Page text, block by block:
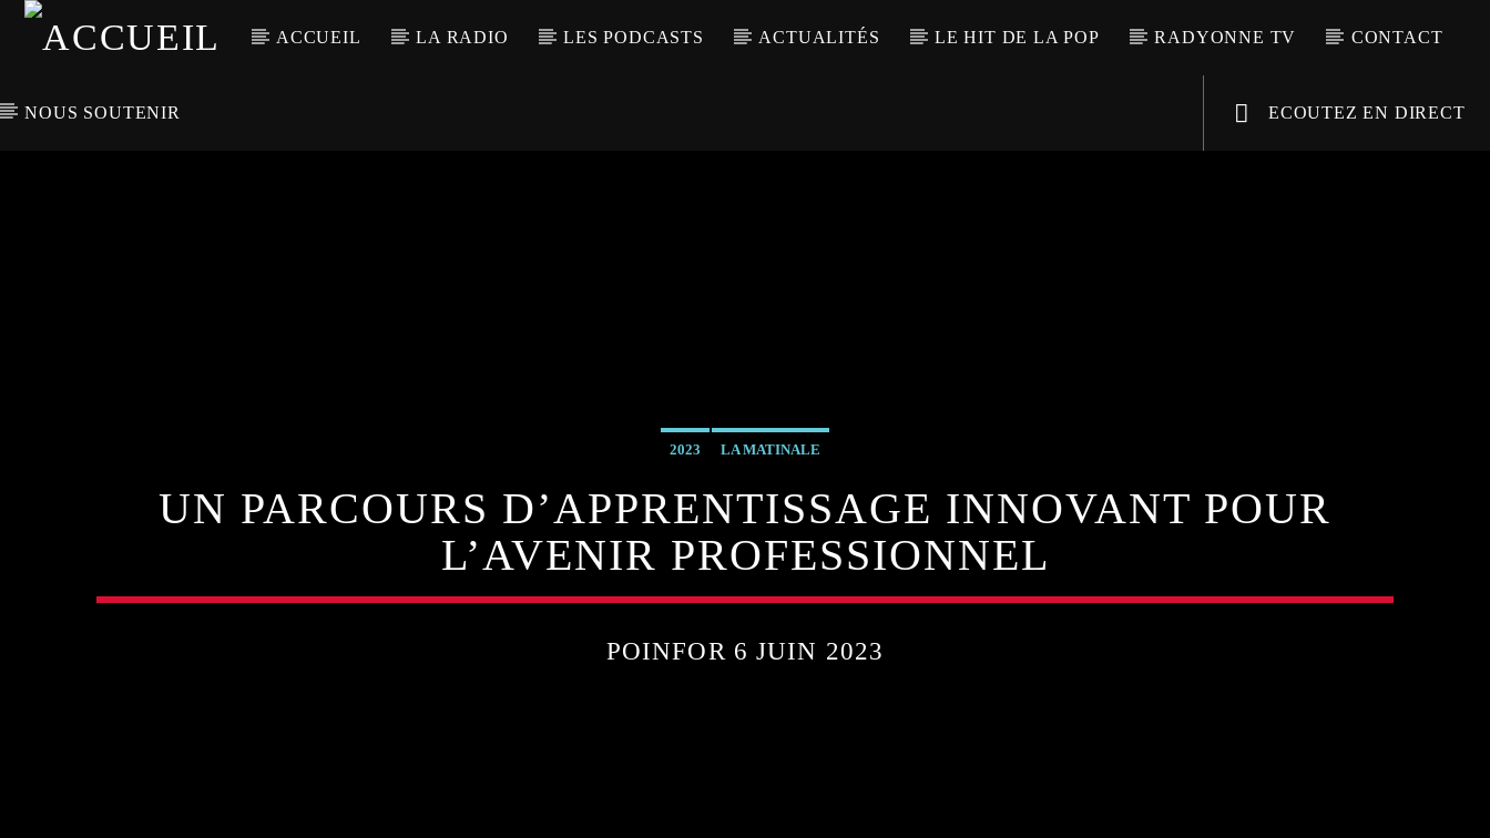
ACCUEIL LA RADIO LES PODCASTS ACTUALITÉS LE HIT DE LA POP RADYONNE TV CONTACT
NOUS SOUTENIR ECOUTEZ EN DIRECT
2023 LA MATINALE
UN PARCOURS D’APPRENTISSAGE INNOVANT POUR
L’AVENIR PROFESSIONNEL
POINFOR 6 JUIN 2023